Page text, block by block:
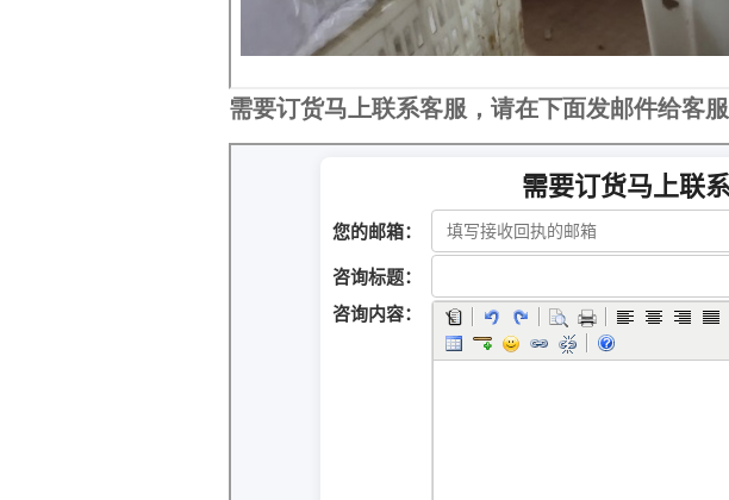
需要订货马上联系客服，请在下面发邮件给客服